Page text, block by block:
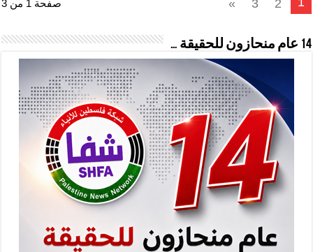
صفحة 1 من 3 2
3
»
14 عام منحازون للحقيقة …